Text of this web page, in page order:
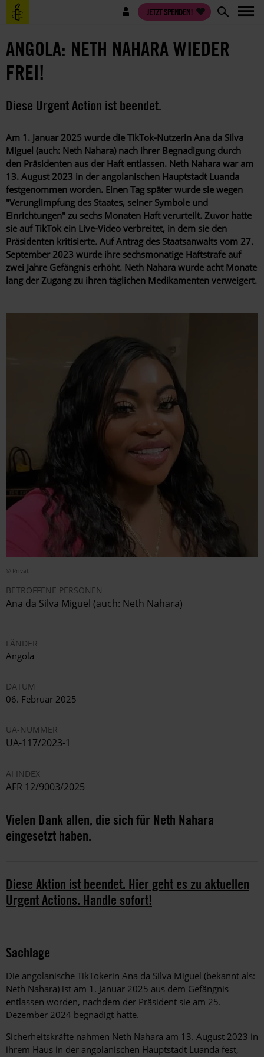
Direkt
zum
Benutzermenü JETZT SPENDEN!
ANGOLA: NETH NAHARA WIEDER
FREI!
Diese Urgent Action ist beendet.
Am 1. Januar 2025 wurde die TikTok-Nutzerin Ana da Silva
Miguel (auch: Neth Nahara) nach ihrer Begnadigung durch
den Präsidenten aus der Haft entlassen. Neth Nahara war am
13. August 2023 in der angolanischen Hauptstadt Luanda
festgenommen worden. Einen Tag später wurde sie wegen
"Verunglimpfung des Staates, seiner Symbole und
Einrichtungen" zu sechs Monaten Haft verurteilt. Zuvor hatte
sie auf TikTok ein Live-Video verbreitet, in dem sie den
Präsidenten kritisierte. Auf Antrag des Staatsanwalts vom 27.
September 2023 wurde ihre sechsmonatige Haftstrafe auf
zwei Jahre Gefängnis erhöht. Neth Nahara wurde acht Monate
lang der Zugang zu ihren täglichen Medikamenten verweigert.
© Privat
BETROFFENE PERSONEN
Ana da Silva Miguel (auch: Neth Nahara)
LÄNDER
Angola
DATUM
06. Februar 2025
UA-NUMMER
UA-117/2023-1
AI INDEX
AFR 12/9003/2025
Vielen Dank allen, die sich für Neth Nahara
eingesetzt haben.
Diese Aktion ist beendet. Hier geht es zu aktuellen
Urgent Actions. Handle sofort!
Sachlage
Die angolanische TikTokerin Ana da Silva Miguel (bekannt als:
Neth Nahara) ist am 1. Januar 2025 aus dem Gefängnis
entlassen worden, nachdem der Präsident sie am 25.
Dezember 2024 begnadigt hatte.
Sicherheitskräfte nahmen Neth Nahara am 13. August 2023 in
ihrem Haus in der angolanischen Hauptstadt Luanda fest,